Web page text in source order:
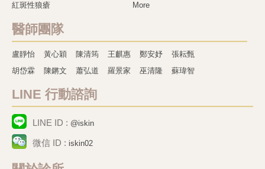
紅斑性狼瘡
More
醫師團隊
盧靜怡 黃心穎 陳清筠 王麒惠 鄭安妤
張耘甄
胡岱霖
陳鏘文 蕭弘道 羅景家 巫清隆 蘇瑋智
LINE 行動諮詢
LINE ID : @iskin
微信 ID : iskin02